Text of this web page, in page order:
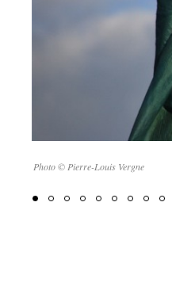
Photo © Pierre-Louis Vergne